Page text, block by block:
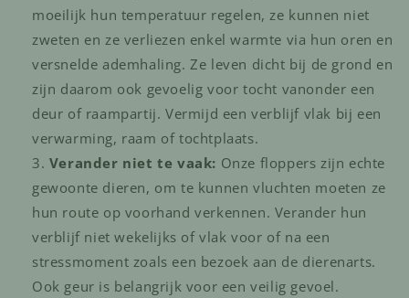
moeilijk hun temperatuur regelen, ze kunnen niet
zweten en ze verliezen enkel warmte via hun oren en
versnelde ademhaling. Ze leven dicht bij de grond en
zijn daarom ook gevoelig voor tocht vanonder een
deur of raampartij. Vermijd een verblijf vlak bij een
verwarming, raam of tochtplaats.
Verander niet te vaak: Onze floppers zijn echte
gewoonte dieren, om te kunnen vluchten moeten ze
hun route op voorhand verkennen. Verander hun
verblijf niet wekelijks of vlak voor of na een
stressmoment zoals een bezoek aan de dierenarts.
Ook geur is belangrijk voor een veilig gevoel.